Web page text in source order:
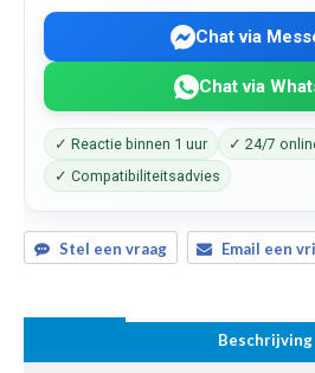
Chat via
Chat via
✓ Reactie binnen 1 uur
✓ 24/7
✓ Compatibiliteitsadvies
Stel een vraag Email een
Beschrijving